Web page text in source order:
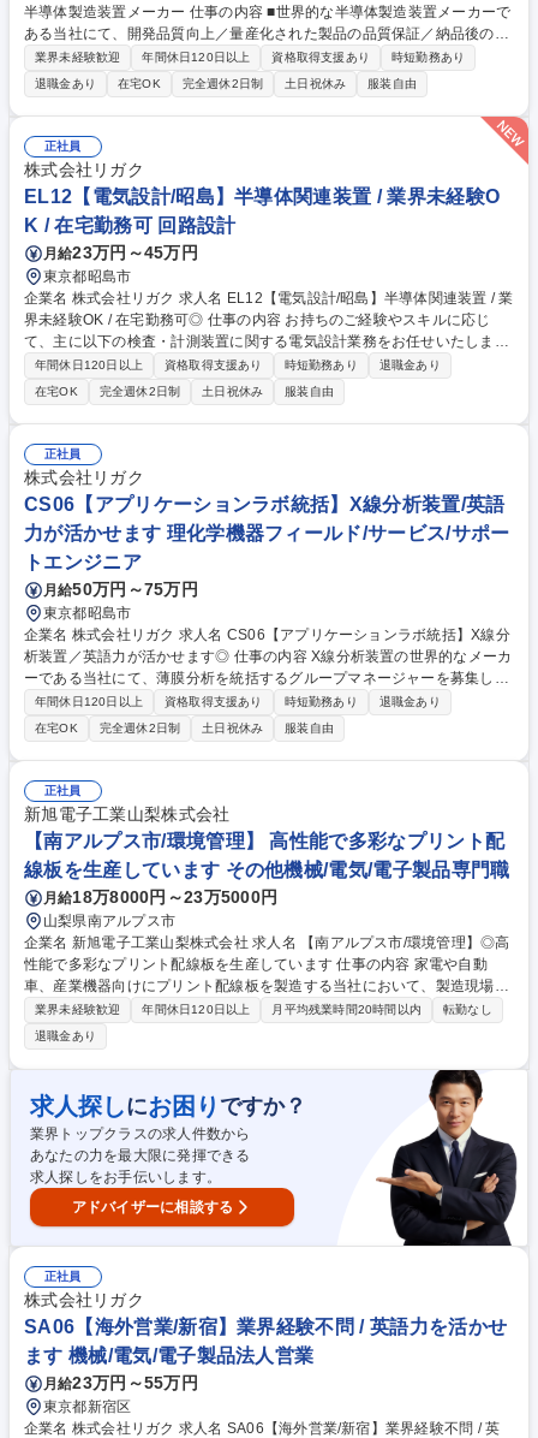
半導体製造装置メーカー 仕事の内容 ■世界的な半導体製造装置メーカーで
ある当社にて、開発品質向上／量産化された製品の品質保証／納品後の不
具合の対応窓口及び補償費用の予実管理／安全審査等を対応して頂きま
す。 【具体的には】1.開発品質の向上：更なる製品品質向上の為の仕組み
の運用・効果検証・改善策の提示／サプライヤー（国内中心）の品質向上
の施策立案実行 2.品質保証に関する費用管理：納品後の不具合等の補償に
関わる費用の予実管理、各種データからの検証、改善策の立案実行 ※担当
業務はこれまでのご経験・スキル・志向等に合わせて決定 募集職種 【宮
城】品質保証/世界的な半導体製造装置メーカー
業界未経験歓迎 年間休日120日以上 資格取得支援あり
時短勤務あり
退職金あり
在宅OK 完全週休2日制 土日祝休み 服装自由
正社員
株式会社リガク
EL12【電気設計/昭島】半導体関連装置 / 業界未経験O
K / 在宅勤務可 回路設計
月給23万円～45万円
東京都昭島市
企業名 株式会社リガク 求人名 EL12【電気設計/昭島】半導体関連装置 / 業
界未経験OK / 在宅勤務可◎ 仕事の内容 お持ちのご経験やスキルに応じ
て、主に以下の検査・計測装置に関する電気設計業務をお任せいたしま
す。段階的に経験や知識を深めながら最先端の新規製品開発に携わってい
ただきたいと考えています。 【詳細】■最先端半導体デバイスに対応した
新規装置開発 ■既存装置のパフォーマンス向上に向けた装置改良・改善 ■
お客様特注案件の仕様検討・カスタマイズ設計 ※詳細は「その他労働条件
備考」欄に記載 【入社後研修】導入教育後、職場に配属いただき、数か月
トレーニングを積んでいただきます。その後、OJTと並行して各種業務に
取り組んでいただきます。 募集職種 EL12【電気設計/昭島】半導体関連装
置 / 業界未経験OK / 在宅勤務可◎
年間休日120日以上 資格取得支援あり 時短勤務あり
退職金あり
在宅OK
完全週休2日制 土日祝休み 服装自由
正社員
株式会社リガク
CS06【アプリケーションラボ統括】X線分析装置/英語
力が活かせます 理化学機器フィールド/サービス/サポー
トエンジニア
月給50万円～75万円
東京都昭島市
企業名 株式会社リガク 求人名 CS06【アプリケーションラボ統括】X線分
析装置／英語力が活かせます◎ 仕事の内容 X線分析装置の世界的なメーカ
ーである当社にて、薄膜分析を統括するグループマネージャーを募集しま
す。アプリケーションサイエンティストの育成や、技術的な顧客対応、マ
ーケティング活動を牽引いただきます。 【詳細】■業務進行管理: KPI達成
に向けた業務進捗管理と効率化 ■メンバー育成: メンバー教育とスキル向
上 ■顧客対応: 装置デモや説明を通じた技術的な提案 ■マーケティング活
動: ウェビナー、記事、発表を通じた認知度向上 ■部門間連携: 営業・開発
部門との協力と情報共有、製品開発協力 ■トレンド把握と提案: ニーズ把
握、次世代システム仕様提案と拡販 等 募集職種 CS06【アプリケーショ
ンラボ統括】X線分析装置／英語力が活かせます◎
年間休日120日以上 資格取得支援あり 時短勤務あり
退職金あり
在宅OK
完全週休2日制 土日祝休み 服装自由
正社員
新旭電子工業山梨株式会社
【南アルプス市/環境管理】 高性能で多彩なプリント配
線板を生産しています その他機械/電気/電子製品専門職
月給18万8000円～23万5000円
山梨県南アルプス市
企業名 新旭電子工業山梨株式会社 求人名 【南アルプス市/環境管理】◎高
性能で多彩なプリント配線板を生産しています 仕事の内容 家電や自動
車、産業機器向けにプリント配線板を製造する当社において、製造現場の
環境管理の業務全般をお任せいたします。 【具体的な業務】 ■環境マネジ
メントシステムの維持・改善、環境監査の実施（社内の各部門に対して環
境監査の実施、法令遵守および環境パフォーマンスの向上を図る）■環境
教育・トレーニング:社員に対する環境教育やトレーニングプログラムの企
画・実施■環境データの収集・分析:エネルギー使用量、廃棄物の管理、排
出ガスのモニタリングなど、環境データを収集・分析し、改善策を提案・
実施など 募集職種 【南アルプス市/環境管理】◎高性能で多彩なプリント
配線板を生産しています
業界未経験歓迎 年間休日120日以上 月平均残業時間20時間以内
転勤なし
退職金あり
求人探しにお困り ですか？
業界トップクラスの求人件数から
あなたの力を最大限に発揮できる
求人探しをお手伝いします。
アドバイザーに相談する
正社員
株式会社リガク
SA06【海外営業/新宿】業界経験不問 / 英語力を活かせ
ます 機械/電気/電子製品法人営業
月給23万円～55万円
東京都新宿区
企業名 株式会社リガク 求人名 SA06【海外営業/新宿】業界経験不問 / 英